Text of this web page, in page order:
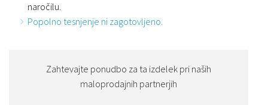
naročilu.
Popolno tesnjenje ni zagotovljeno.
Zahtevajte ponudbo za ta izdelek pri naših
maloprodajnih partnerjih